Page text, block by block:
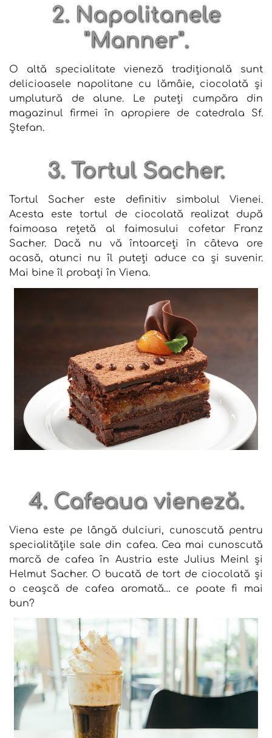
2. Napolitanele
"Manner".
O altă specialitate vieneză tradițională sunt
delicioasele napolitane cu lămâie, ciocolată și
umplutură de alune. Le puteți cumpăra din
magazinul firmei în apropiere de catedrala Sf.
Ștefan.
3. Tortul Sacher.
Tortul Sacher este definitiv simbolul Vienei.
Acesta este tortul de ciocolată realizat după
faimoasa rețetă al faimosului cofetar Franz
Sacher. Dacă nu vă întoarceți în câteva ore
acasă, atunci nu îl puteți aduce ca și suvenir.
Mai bine îl probați în Viena.
4. Cafeaua vieneză.
Viena este pe lângă dulciuri, cunoscută pentru
specialitățile sale din cafea. Cea mai cunoscută
marcă de cafea în Austria este Julius Meinl și
Helmut Sacher. O bucată de tort de ciocolată și
o ceașcă de cafea aromată… ce poate fi mai
bun?